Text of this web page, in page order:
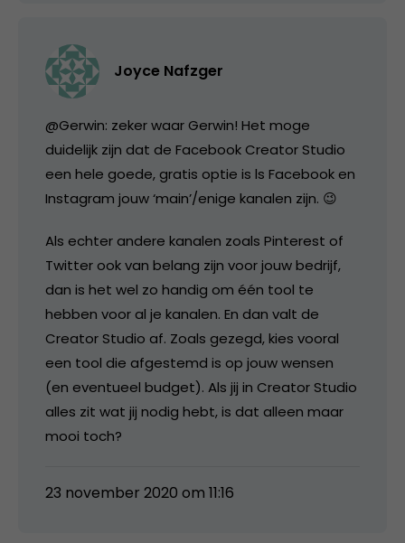
Joyce Nafzger
@Gerwin: zeker waar Gerwin! Het moge
duidelijk zijn dat de Facebook Creator Studio
een hele goede, gratis optie is ls Facebook en
Instagram jouw ‘main’/enige kanalen zijn. 😉
Als echter andere kanalen zoals Pinterest of
Twitter ook van belang zijn voor jouw bedrijf,
dan is het wel zo handig om één tool te
hebben voor al je kanalen. En dan valt de
Creator Studio af. Zoals gezegd, kies vooral
een tool die afgestemd is op jouw wensen
(en eventueel budget). Als jij in Creator Studio
alles zit wat jij nodig hebt, is dat alleen maar
mooi toch?
23 november 2020 om 11:16